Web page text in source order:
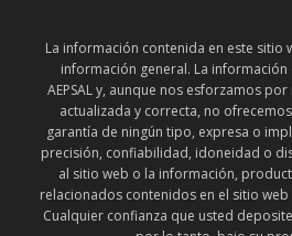
La información contenida en este sitio
información general. La
AEPSAL y, aunque nos esforzamos
actualizada y correcta, no
garantía de ningún tipo, expresa o
precisión, confiabilidad, idoneidad o
al sitio web o la información,
relacionados contenidos en el sitio
Cualquier confianza que usted